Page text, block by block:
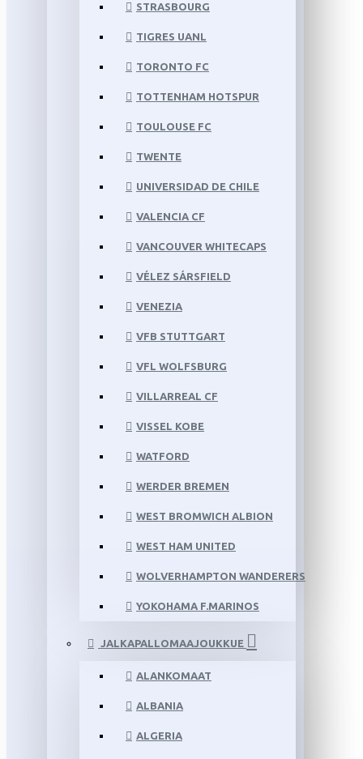
STRASBOURG
TIGRES UANL
TORONTO FC
TOTTENHAM HOTSPUR
TOULOUSE FC
TWENTE
UNIVERSIDAD DE CHILE
VALENCIA CF
VANCOUVER WHITECAPS
VÉLEZ SÁRSFIELD
VENEZIA
VFB STUTTGART
VFL WOLFSBURG
VILLARREAL CF
VISSEL KOBE
WATFORD
WERDER BREMEN
WEST BROMWICH ALBION
WEST HAM UNITED
WOLVERHAMPTON WANDERERS
YOKOHAMA F.MARINOS
JALKAPALLOMAAJOUKKUE
ALANKOMAAT
ALBANIA
ALGERIA